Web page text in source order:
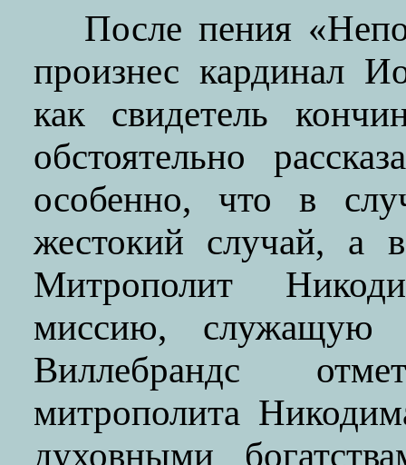
После пения
произнес кардинал
как свидетель
обстоятельно
особенно, что в
жестокий случай, а
Митрополит
миссию, служащую
Виллебрандс
митрополита
духовными